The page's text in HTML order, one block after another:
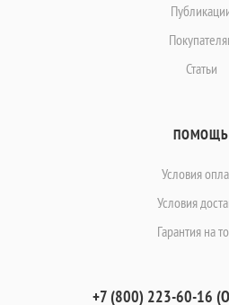
Статьи
ПОМОЩЬ
Условия
Условия
Гарантия на
+7 (800) 223-60-16